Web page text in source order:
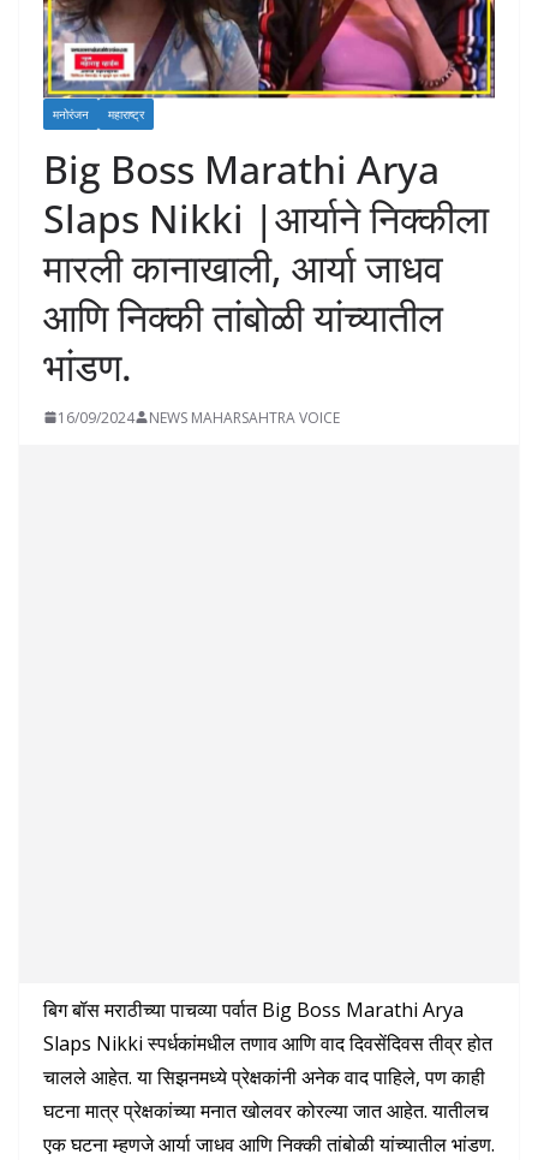
मनोरंजन महाराष्ट्र
Big Boss Marathi Arya
Slaps Nikki |आर्याने निक्कीला
मारली कानाखाली, आर्या जाधव
आणि निक्की तांबोळी यांच्यातील
भांडण.
16/09/2024 NEWS MAHARSAHTRA VOICE
बिग बॉस मराठीच्या पाचव्या पर्वात Big Boss Marathi Arya
Slaps Nikki स्पर्धकांमधील तणाव आणि वाद दिवसेंदिवस तीव्र होत
चालले आहेत. या सिझनमध्ये प्रेक्षकांनी अनेक वाद पाहिले, पण काही
घटना मात्र प्रेक्षकांच्या मनात खोलवर कोरल्या जात आहेत. यातीलच
एक घटना म्हणजे आर्या जाधव आणि निक्की तांबोळी यांच्यातील भांडण.